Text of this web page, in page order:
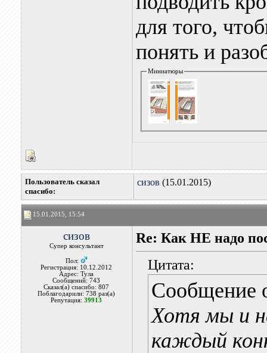
для того,
понять и
Миниатюры
Пользователь сказал
cпасибо:
сизов (15.01.2015)
15.01.2015, 15:54
сизов
Супер консультант
Пол:
Регистрация: 10.12.2012
Адрес: Тула
Сообщений: 743
Сказал(а) спасибо: 807
Поблагодарили: 738 раз(а)
Репутация:39913
Re: Как НЕ надо
Цитата:
Сообщение
Хотя мы и
каждый